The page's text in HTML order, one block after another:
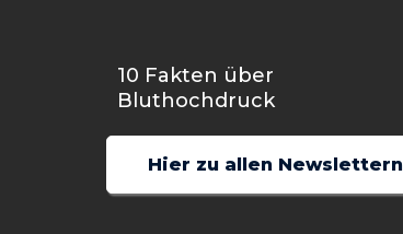
10 Fakten über
Bluthochdruck
Hier zu allen Newslettern